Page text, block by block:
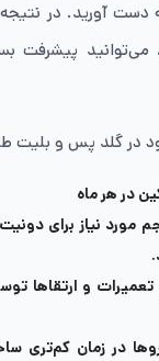
دست آورید. در
پیشرفت
در گلد پس و بلیت
در هر ماه
و ارتقاها
در زمان کم‌تری